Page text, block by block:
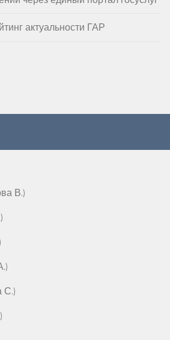
актуальности ГАР
В.)
С.)